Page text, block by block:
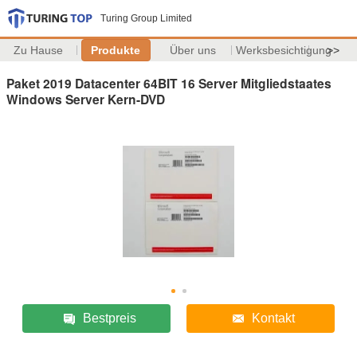
Turing Group Limited
Zu Hause Produkte Über uns Werksbesichtigung>>
Paket 2019 Datacenter 64BIT 16 Server Mitgliedstaates
Windows Server Kern-DVD
Bestpreis Kontakt